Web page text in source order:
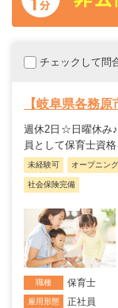
チェックして問
【岐阜県各務
週休2日☆日曜休み
員として保育士資
未経験可 オープニング
社会保険完備
職種 保育士
雇用形態 正社員